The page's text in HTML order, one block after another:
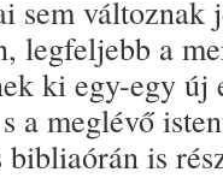
sem változnak
legfeljebb a
ki egy-egy
a meglévő
is